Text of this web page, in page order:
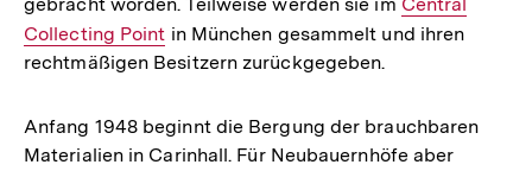
Link:
Collecting Point in München gesammelt und ihren
rechtmäßigen Besitzern zurückgegeben.
Anfang 1948 beginnt die Bergung der brauchbaren
Materialien in Carinhall. Für Neubauernhöfe aber